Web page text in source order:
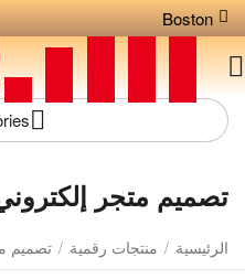
Boston
تصميم متجر
الرئيسية / منتجات رقمية / تصميم